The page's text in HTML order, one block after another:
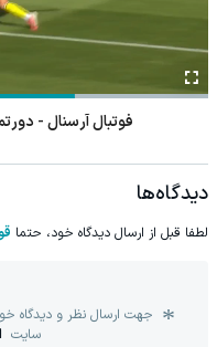
فوتبال آرسنال -
دیدگاه‌ها
لطفا قبل از ارسال دیدگاه خود، حتما
جهت ارسال نظر و دیدگاه
سایت